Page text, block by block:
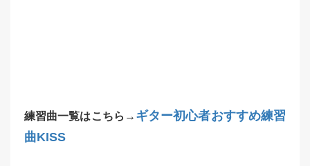
練習曲一覧はこちら→ ギター初心者おすすめ練習
曲KISS